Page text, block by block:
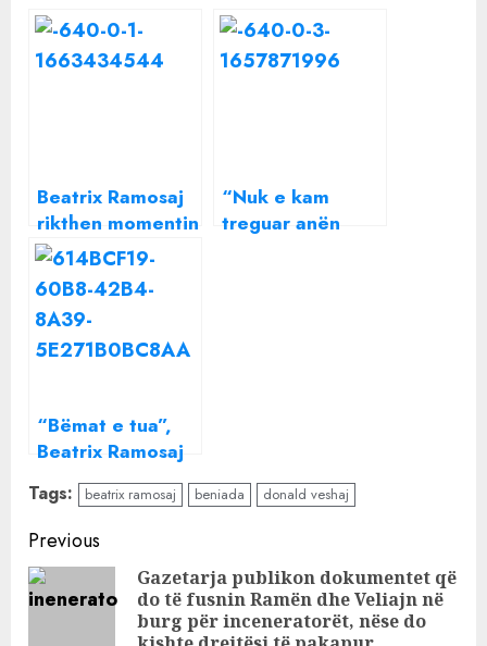
Beatrix Ramosaj
rikthen momentin
romantik me
Donaldin nga ‘Big
Brother VIP’
“Nuk e kam
treguar anën
“Bëmat e tua”,
Beatrix Ramosaj
ironizon
publikisht
deklaratën e
Semi Jaupajt për
Donaldin
Tags: beatrix ramosaj beniada donald veshaj
Continue
Reading
Previous
Gazetarja publikon dokumentet që
do të fusnin Ramën dhe Veliajn në
burg për inceneratorët, nëse do